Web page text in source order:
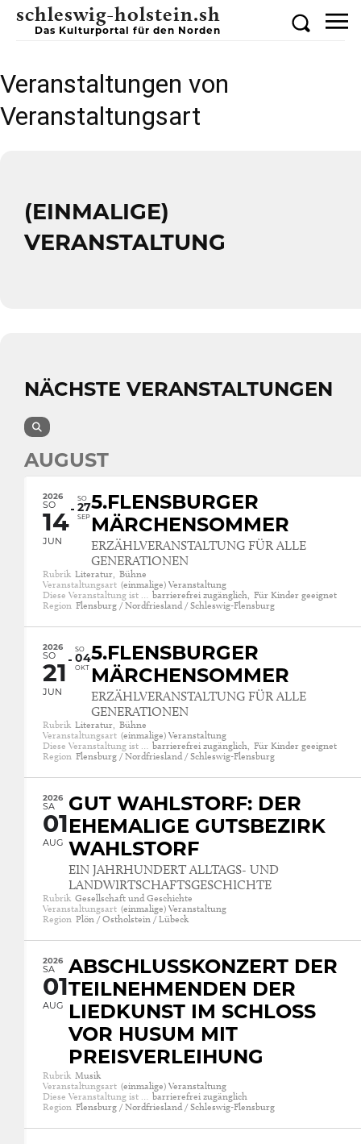
schleswig-holstein.sh
Das Kulturportal für den Norden
Veranstaltungen von
Veranstaltungsart
(EINMALIGE)
VERANSTALTUNG
NÄCHSTE VERANSTALTUNGEN
AUGUST
2026
SO
14
JUN
SO
27
SEP
5.FLENSBURGER
MÄRCHENSOMMER
ERZÄHLVERANSTALTUNG FÜR ALLE
GENERATIONEN
Rubrik Literatur, Bühne
Veranstaltungsart (einmalige) Veranstaltung
Diese Veranstaltung ist … barrierefrei zugänglich, Für Kinder geeignet
Region Flensburg / Nordfriesland / Schleswig-Flensburg
2026
SO
21
JUN
SO
04
OKT
5.FLENSBURGER
MÄRCHENSOMMER
ERZÄHLVERANSTALTUNG FÜR ALLE
GENERATIONEN
Rubrik Literatur, Bühne
Veranstaltungsart (einmalige) Veranstaltung
Diese Veranstaltung ist … barrierefrei zugänglich, Für Kinder geeignet
Region Flensburg / Nordfriesland / Schleswig-Flensburg
2026
SA
01
AUG
GUT WAHLSTORF: DER
EHEMALIGE GUTSBEZIRK
WAHLSTORF
EIN JAHRHUNDERT ALLTAGS- UND
LANDWIRTSCHAFTSGESCHICHTE
Rubrik Gesellschaft und Geschichte
Veranstaltungsart (einmalige) Veranstaltung
Region Plön / Ostholstein / Lübeck
2026
SA
01
AUG
ABSCHLUSSKONZERT DER
TEILNEHMENDEN DER
LIEDKUNST IM SCHLOSS
VOR HUSUM MIT
PREISVERLEIHUNG
Rubrik Musik
Veranstaltungsart (einmalige) Veranstaltung
Diese Veranstaltung ist … barrierefrei zugänglich
Region Flensburg / Nordfriesland / Schleswig-Flensburg